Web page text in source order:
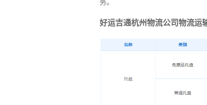
务。
好运吉通杭州物流公司物流运